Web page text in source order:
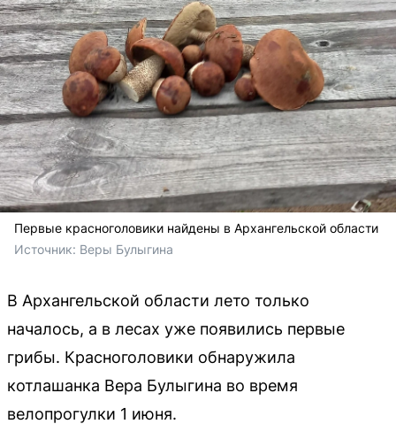
Первые красноголовики найдены в Архангельской области
Источник: Веры Булыгина
В Архангельской области лето только
началось, а в лесах уже появились первые
грибы. Красноголовики обнаружила
котлашанка Вера Булыгина во время
велопрогулки 1 июня.